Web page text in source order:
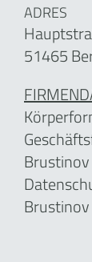
ADRES
51465
Brustinov
Brustinov